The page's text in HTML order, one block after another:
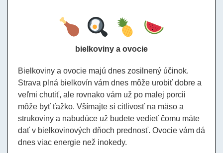
bielkoviny a ovocie
Bielkoviny a ovocie majú dnes zosilnený účinok.
Strava plná bielkovín vám dnes môže urobiť dobre a
veľmi chutiť, ale rovnako vám už po malej porcii
môže byť ťažko. Všímajte si citlivosť na mäso a
strukoviny a nabudúce už budete vedieť čomu máte
dať v bielkovinových dňoch prednosť. Ovocie vám dá
dnes viac energie než inokedy.